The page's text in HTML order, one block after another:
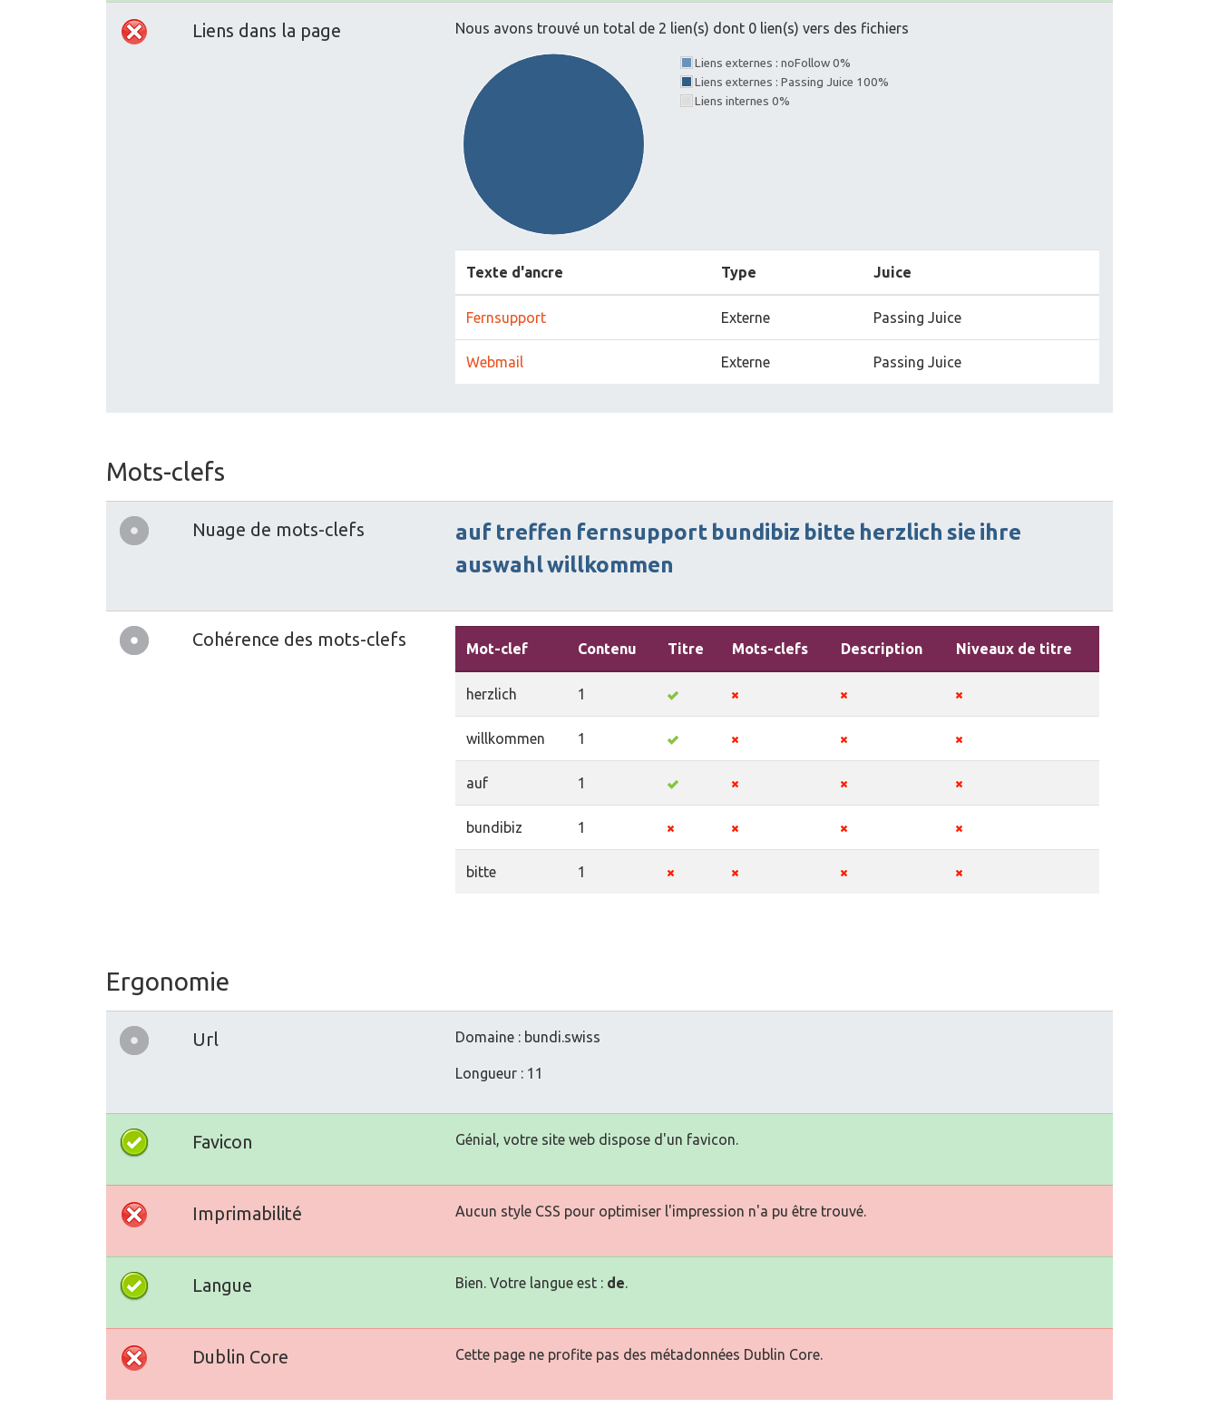
Liens dans la page Nous avons trouvé un total de 2 lien(s) dont 0 lien(s) vers des fichiers
Liens externes : noFollow 0%
Liens externes : Passing Juice 100%
Liens internes 0%
Texte d'ancre Type Juice
Fernsupport Externe Passing Juice
Webmail Externe Passing Juice
Mots-clefs
Nuage de mots-clefs auf treffen fernsupport bundibiz bitte herzlich sie ihre
auswahlwillkommen
Cohérence des mots-clefs Mot-clef Contenu Titre Mots-clefs Description Niveaux de titre
herzlich 1
willkommen 1
auf 1
bundibiz 1
bitte 1
Ergonomie
Url Domaine : bundi.swiss
Longueur : 11
Favicon Génial, votre site web dispose d'un favicon.
Imprimabilité Aucun style CSS pour optimiser l'impression n'a pu être trouvé.
Langue Bien. Votre langue est : de.
Dublin Core Cette page ne profite pas des métadonnées Dublin Core.